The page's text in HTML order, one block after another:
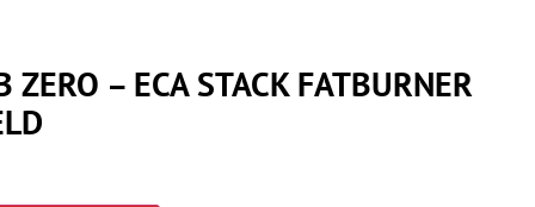
– ECA STACK FATBURNER